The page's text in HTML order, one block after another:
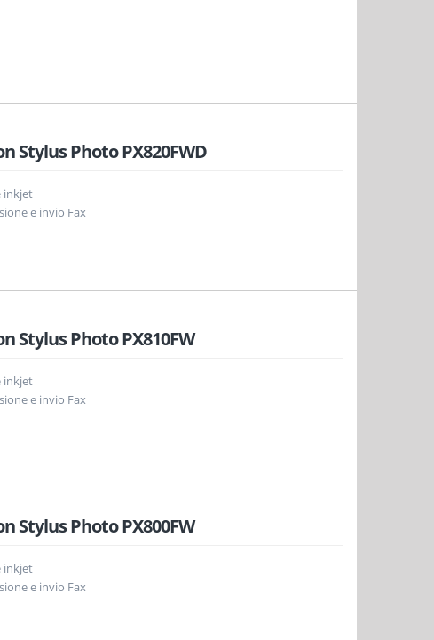
Stylus Photo PX820FWD
inkjet
e invio Fax
Stylus Photo PX810FW
inkjet
e invio Fax
Stylus Photo PX800FW
inkjet
e invio Fax